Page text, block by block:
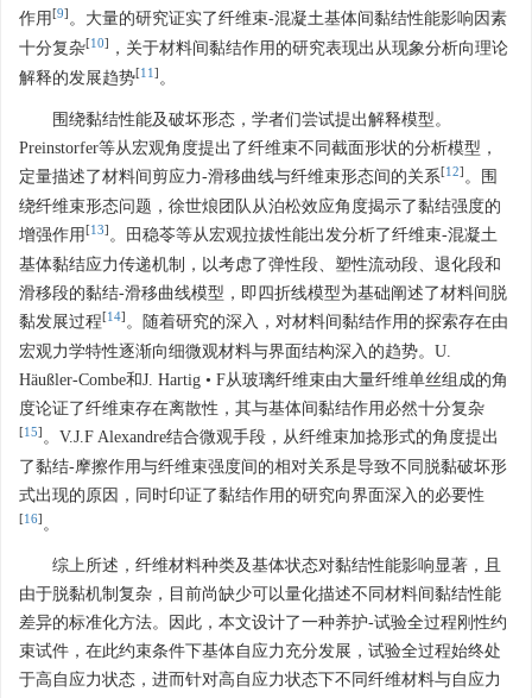
作用 [9] 。大量的研究证实了纤维束-混凝土基体间黏结性能影响因素
十分复杂[10]
，关于材料间黏结作用的研究表现出从现象分析向理论
解释的发展趋势[11 ] 。
围绕黏结性能及破坏形态，学者们尝试提出解释模型。
Preinstorfer等从宏观角度提出了纤维束不同截面形状的分析模型，
定量描述了材料间剪应力-滑移曲线与纤维束形态间的关系[12] 。围
绕纤维束形态问题，徐世烺团队从泊松效应角度揭示了黏结强度的
增强作用 [13] 。田稳苓等从宏观拉拔性能出发分析了纤维束-混凝土
基体黏结应力传递机制，以考虑了弹性段、塑性流动段、退化段和
滑移段的黏结-滑移曲线模型，即四折线模型为基础阐述了材料间脱
黏发展过程[14] 。随着研究的深入，对材料间黏结作用的探索存在由
宏观力学特性逐渐向细微观材料与界面结构深入的趋势。U.
Häußler-Combe和J. Hartig • F从玻璃纤维束由大量纤维单丝组成的角
度论证了纤维束存在离散性，其与基体间黏结作用必然十分复杂
[15] 。V.J.F Alexandre结合微观手段，从纤维束加捻形式的角度提出
了黏结-摩擦作用与纤维束强度间的相对关系是导致不同脱黏破坏形
式出现的原因，同时印证了黏结作用的研究向界面深入的必要性
[16] 。
综上所述，纤维材料种类及基体状态对黏结性能影响显著，且
由于脱黏机制复杂，目前尚缺少可以量化描述不同材料间黏结性能
差异的标准化方法。因此，本文设计了一种养护-试验全过程刚性约
束试件，在此约束条件下基体自应力充分发展，试验全过程始终处
于高自应力状态，进而针对高自应力状态下不同纤维材料与自应力